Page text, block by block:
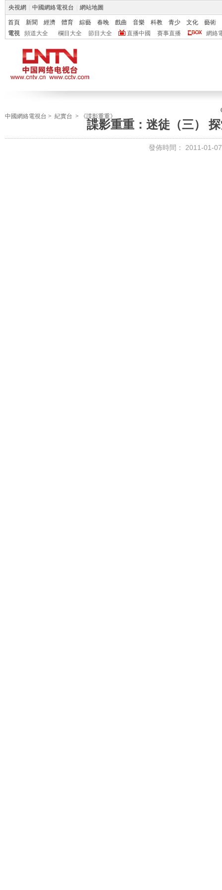
央視網 中國網絡電視台 網站地圖
首頁 新聞 經濟 體育 綜藝 春晚 戲曲 音樂 科教 青少 文化
藝術
電視
頻道大全 欄目大全 節目大全 直播中國 賽事直播 網絡
中國網絡電視台 > 紀實台 > 《諜影重重》
諜影重重：迷徒（三） 探
發佈時間： 2011-01-